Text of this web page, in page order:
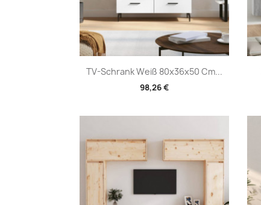
TV-Schrank Weiß 80x36x50 Cm...
98,26 €
Vorschau